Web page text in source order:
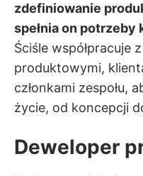
zdefiniowanie
spełnia on
Ściśle współpracuje
produktowymi,
członkami zespołu,
życie, od koncepcji
Deweloper